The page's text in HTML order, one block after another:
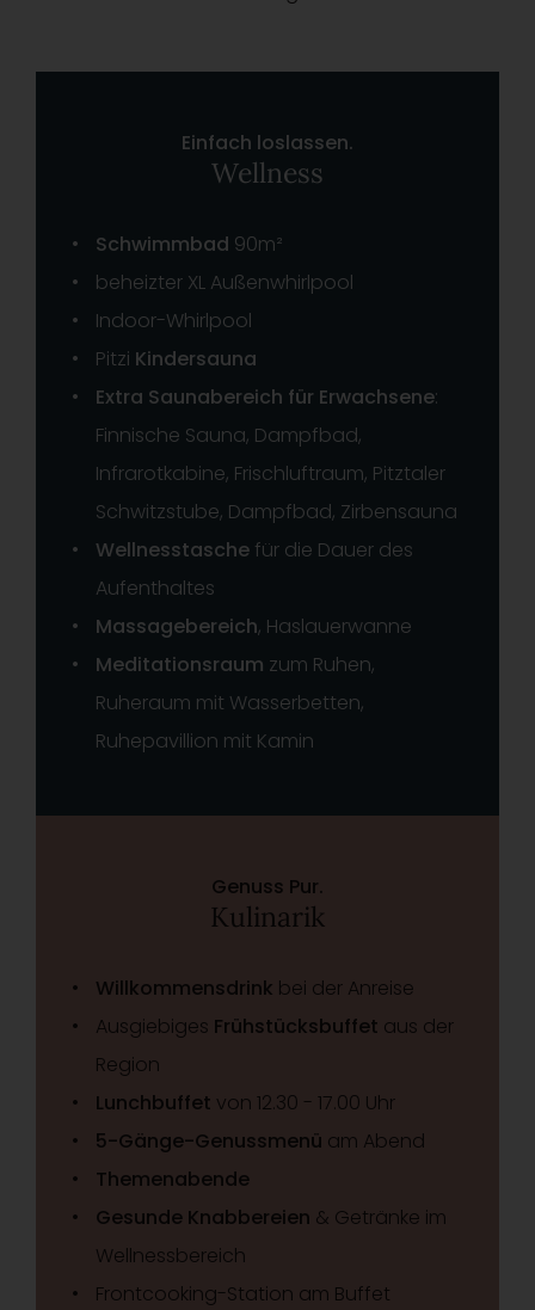
Einfach loslassen.
Wellness
Schwimmbad 90m²
beheizter XL Außenwhirlpool
Indoor-Whirlpool
Pitzi Kindersauna
Extra Saunabereich für Erwachsene:
Finnische Sauna, Dampfbad,
Infrarotkabine, Frischluftraum, Pitztaler
Schwitzstube, Dampfbad, Zirbensauna
Wellnesstasche für die Dauer des
Aufenthaltes
Massagebereich, Haslauerwanne
Meditationsraum zum Ruhen,
Ruheraum mit Wasserbetten,
Ruhepavillion mit Kamin
Genuss Pur.
Kulinarik
Willkommensdrink bei der Anreise
Ausgiebiges Frühstücksbuffet aus der
Region
Lunchbuffet von 12.30 - 17.00 Uhr
5-Gänge-Genussmenü am Abend
Themenabende
Gesunde Knabbereien & Getränke im
Wellnessbereich
Frontcooking-Station am Buffet